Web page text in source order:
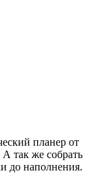
планер от
так же собрать
до наполнения.